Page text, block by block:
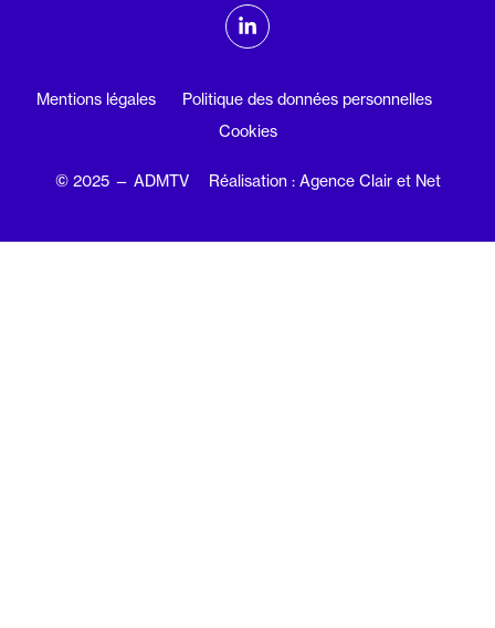
ADMTV sur les réseaux sociaux
Linkedin
Mentions légales
Politique des données personnelles
Cookies
© 2025 — ADMTV Réalisation : Agence Clair et Net